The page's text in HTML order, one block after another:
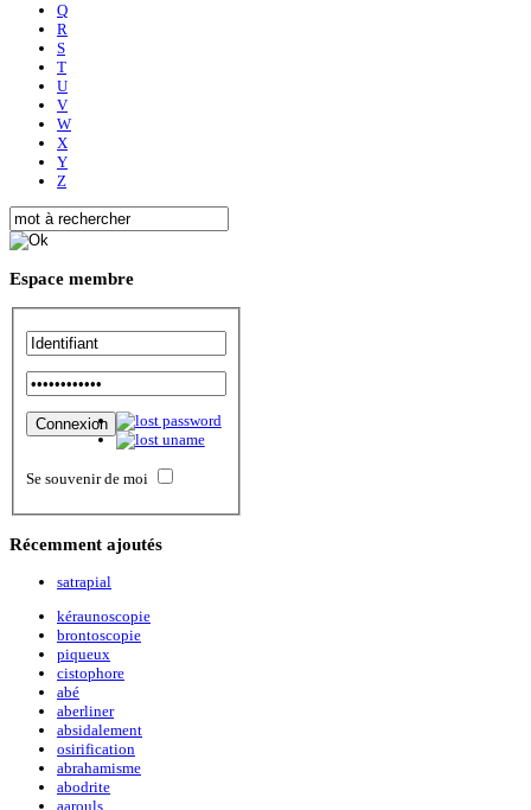
Q
R
S
T
U
V
W
X
Y
Z
Espace membre
Se souvenir de moi
Récemment ajoutés
satrapial
kéraunoscopie
brontoscopie
piqueux
cistophore
abé
aberliner
absidalement
osirification
abrahamisme
abodrite
aarouls